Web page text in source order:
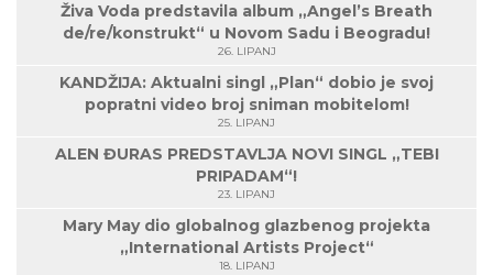
Živa Voda predstavila album „Angel’s Breath
de/re/konstrukt“ u Novom Sadu i Beogradu!
26. LIPANJ
KANDŽIJA: Aktualni singl „Plan“ dobio je svoj
popratni video broj sniman mobitelom!
25. LIPANJ
ALEN ĐURAS PREDSTAVLJA NOVI SINGL „TEBI
PRIPADAM“!
23. LIPANJ
Mary May dio globalnog glazbenog projekta
„International Artists Project“
18. LIPANJ